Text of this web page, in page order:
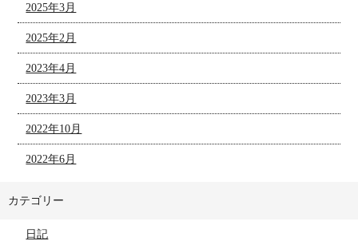
2025年3月
2025年2月
2023年4月
2023年3月
2022年10月
2022年6月
カテゴリー
日記